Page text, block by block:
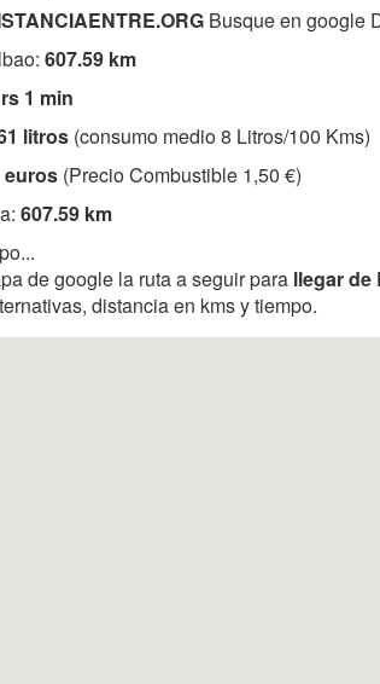
Busque en google
607.59 km
1 min
litros (consumo medio 8 Litros/100 Kms)
euros (Precio Combustible 1,50 €)
607.59 km
de google la ruta a seguir para llegar de
distancia en kms y tiempo.